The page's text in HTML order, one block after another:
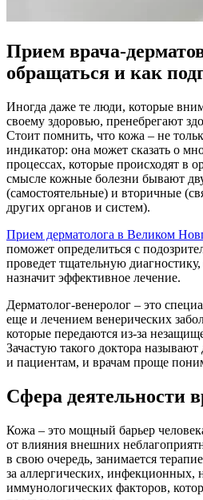
Прием врача-
обращаться и как
Иногда даже те люди, которые
своему здоровью, пренебрегают
Стоит помнить, что кожа – не
индикатор: она может сказать о
процессах, которые происходят в
смысле кожные болезни бывают
(самостоятельные) и вторичные
других органов и систем).
Прием дерматолога в Великом
поможет определиться с
проведет тщательную
назначит эффективное лечение.
Дерматолог-венеролог – это
еще и лечением венерических
которые передаются из-за
Зачастую такого доктора
и пациентам, и врачам проще
Сфера деятельности
Кожа – это мощный барьер
от влияния внешних
в свою очередь, занимается
за аллергических, инфекционных,
иммунологических факторов,